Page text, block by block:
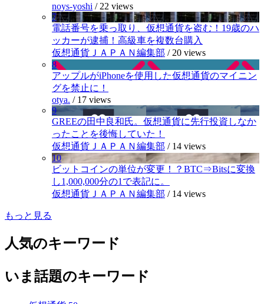
noys-yoshi / 22 views
7
電話番号を乗っ取り、仮想通貨を盗む！19歳のハ
ッカーが逮捕！高級車を複数台購入
仮想通貨ＪＡＰＡＮ編集部 / 20 views
8
アップルがiPhoneを使用した仮想通貨のマイニン
グを禁止に！
otya. / 17 views
9
GREEの田中良和氏。仮想通貨に先行投資しなか
ったことを後悔していた！
仮想通貨ＪＡＰＡＮ編集部 / 14 views
10
ビットコインの単位が変更！？BTC⇒Bitsに変換
し1,000,000分の1で表記に。
仮想通貨ＪＡＰＡＮ編集部 / 14 views
もっと見る
人気のキーワード
いま話題のキーワード